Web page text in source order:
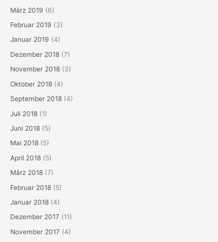
März 2019 (6)
Februar 2019 (3)
Januar 2019 (4)
Dezember 2018 (7)
November 2018 (3)
Oktober 2018 (4)
September 2018 (4)
Juli 2018 (1)
Juni 2018 (5)
Mai 2018 (5)
April 2018 (5)
März 2018 (7)
Februar 2018 (5)
Januar 2018 (4)
Dezember 2017 (11)
November 2017 (4)